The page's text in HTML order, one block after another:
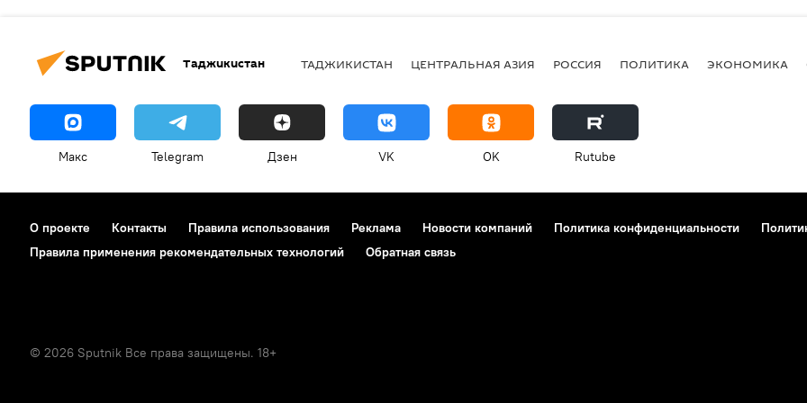
Таджикистан ТАДЖИКИСТАН ЦЕНТРАЛЬНАЯ АЗИЯ РОССИЯ ПОЛИТИКА ЭКОНОМИКА
Макс Telegram Дзен VK OK Rutube
О проекте Контакты Правила использования Реклама Новости компаний Политика конфиденциальности
Правила применения рекомендательных технологий
Обратная связь
© 2026 Sputnik Все права защищены. 18+